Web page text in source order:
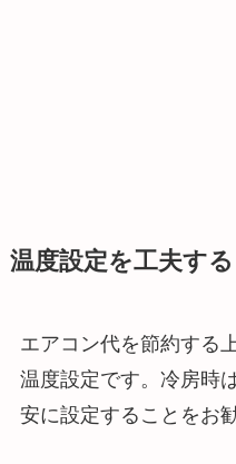
温度設定を工夫する
エアコン代を節約する
温度設定です。冷房時
安に設定することをお